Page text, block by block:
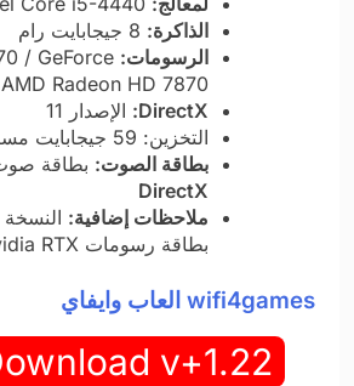
الذاكرة:
الرسومات: / GeForce
Radeon HD 7870
DirectX: الإصدار 11
التخزين: 59 جيجابايت مساحة متاحة
بطاقة الصوت: بطاقة
DirectX
ملاحظات إضافية:
بطاقة رسومات Nvidia RTX أو AMD RX
wifi4games العاب وايفاي
v+1.22